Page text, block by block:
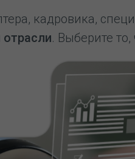
кадровика,
. Выберите